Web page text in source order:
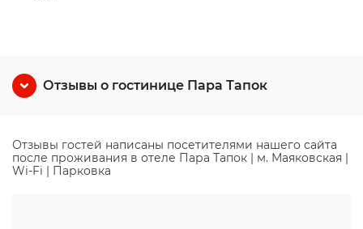
Отзывы о гостинице Пара Тапок
Отзывы гостей написаны посетителями нашего сайта
после проживания в отеле Пара Тапок | м. Маяковская |
Wi-Fi | Парковка